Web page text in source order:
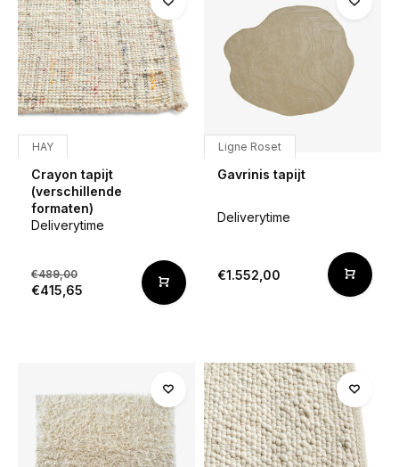
HAY
Crayon tapijt
(verschillende
formaten)
Deliverytime
€489,00
€415,65
Ligne Roset
Gavrinis tapijt
Deliverytime
€1.552,00